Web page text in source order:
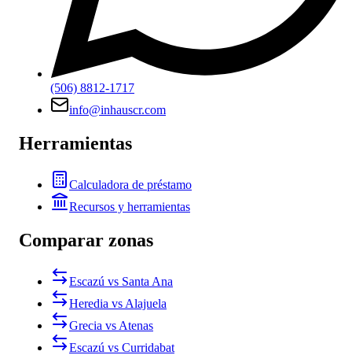
(506) 8812-1717
info@inhauscr.com
Herramientas
Calculadora de préstamo
Recursos y herramientas
Comparar zonas
Escazú vs Santa Ana
Heredia vs Alajuela
Grecia vs Atenas
Escazú vs Curridabat